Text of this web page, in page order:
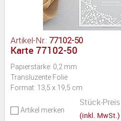
Artikel-Nr.: 77102-50
Karte 77102-50
Papierstärke: 0,2 mm
Transluzente Folie
Format: 13,5 x 19,5 cm
Artikel merken
Stück-Preis
(inkl. MwSt.)